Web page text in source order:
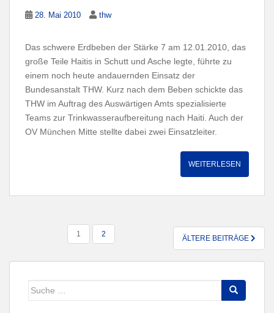
28. Mai 2010 thw
Das schwere Erdbeben der Stärke 7 am 12.01.2010, das
große Teile Haitis in Schutt und Asche legte, führte zu
einem noch heute andauernden Einsatz der
Bundesanstalt THW. Kurz nach dem Beben schickte das
THW im Auftrag des Auswärtigen Amts spezialisierte
Teams zur Trinkwasseraufbereitung nach Haiti. Auch der
OV München Mitte stellte dabei zwei Einsatzleiter.
WEITERLESEN
SEITENNUMMERIERUNG
BEITRÄGE
1 2 ÄLTERE BEITRÄGE
Suche